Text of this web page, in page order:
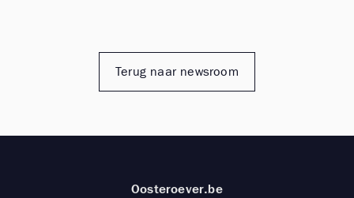
Terug naar newsroom
Oosteroever.be